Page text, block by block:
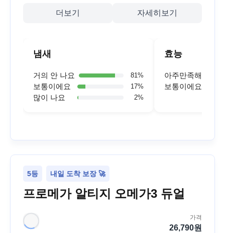
더보기 자세히보기
냄새
거의 안 나요 81%
보통이에요 17%
많이 나요 2%
효능
아주만족해요
보통이에요
5등 내일 도착 보장 🚀
프로메가 알티지 오메가3 듀얼
가격
26,790원